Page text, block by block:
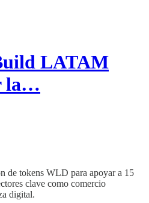
LATAM
la…
de tokens WLD para apoyar a 15
clave como comercio
digital.